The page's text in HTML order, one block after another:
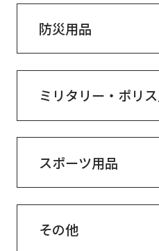
防災用品
ミリタリー・ポリ
スポーツ用品
その他